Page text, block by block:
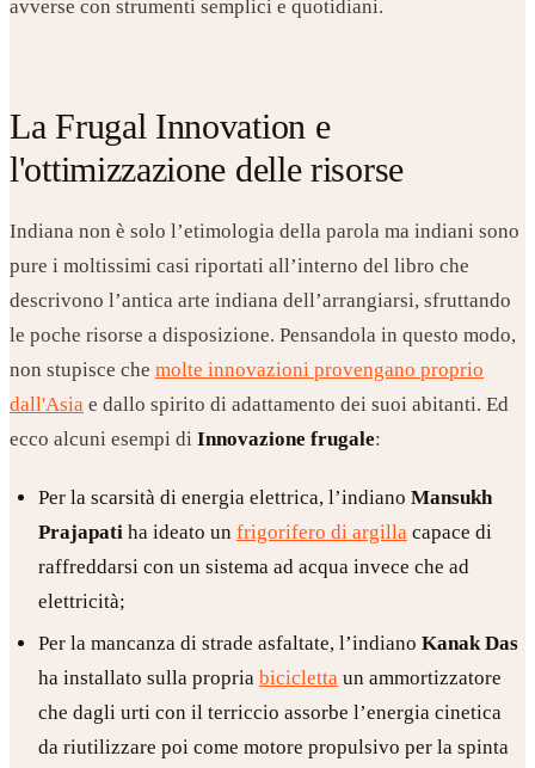
avverse con strumenti semplici e quotidiani.
La Frugal Innovation e
l'ottimizzazione delle risorse
Indiana non è solo l’etimologia della parola ma indiani sono
pure i moltissimi casi riportati all’interno del libro che
descrivono l’antica arte indiana dell’arrangiarsi, sfruttando
le poche risorse a disposizione. Pensandola in questo modo,
non stupisce che molte innovazioni provengano proprio
dall'Asia e dallo spirito di adattamento dei suoi abitanti. Ed
ecco alcuni esempi di Innovazione frugale:
Per la scarsità di energia elettrica, l’indiano Mansukh
Prajapati ha ideato un frigorifero di argillacapace di
raffreddarsi con un sistema ad acqua invece che ad
elettricità;
Per la mancanza di strade asfaltate, l’indiano Kanak Das
ha installato sulla propria biciclettaun ammortizzatore
che dagli urti con il terriccio assorbe l’energia cinetica
da riutilizzare poi come motore propulsivo per la spinta